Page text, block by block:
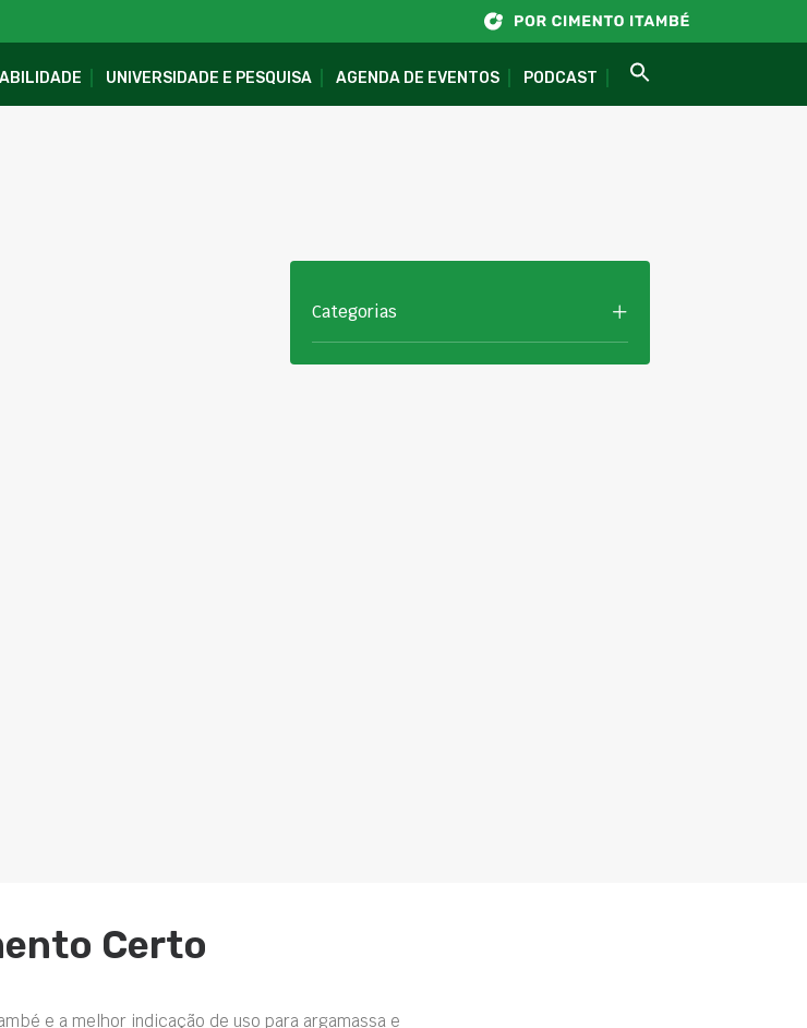
UNIVERSIDADE E PESQUISA AGENDA DE EVENTOS PODCAST
Categorias
Certo
e a melhor indicação de uso para argamassa e